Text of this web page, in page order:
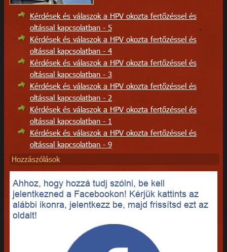
Kérdések és válaszok a HPV okozta fertőzéssel és
oltással kapcsolatban - 5
Kérdések és válaszok a HPV okozta fertőzéssel és
oltással kapcsolatban - 4
Kérdések és válaszok a HPV okozta fertőzéssel és
oltással kapcsolatban - 3
Kérdések és válaszok a HPV okozta fertőzéssel és
oltással kapcsolatban - 2
Kérdések és válaszok a HPV okozta fertőzéssel és
oltással kapcsolatban - 1
Kérdések és válaszok a HPV okozta fertőzéssel és
oltással kapcsolatban - 9
Hozzászólások
Ahhoz, hogy hozzá tudj szólni, be kell
jelentkezned a Facebookon! Kérjük kattints az
alábbi ikonra, jelentkezz be, majd frissítsd ezt az
oldalt!